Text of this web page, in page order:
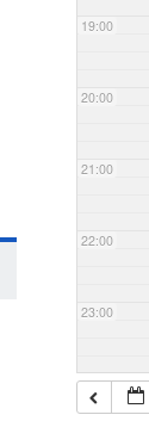
19:00
20:00
21:00
22:00
23:00